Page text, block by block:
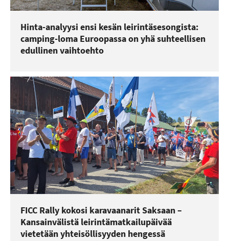
Hinta-analyysi ensi kesän leirintäsesongista:
camping-loma Euroopassa on yhä suhteellisen
edullinen vaihtoehto
FICC Rally kokosi karavaanarit Saksaan –
Kansainvälistä leirintämatkailupäivää
vietetään yhteisöllisyyden hengessä